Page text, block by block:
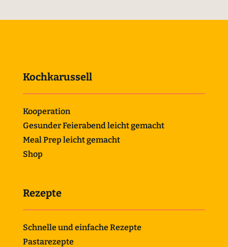
Kochkarussell
Kooperation
Gesunder Feierabend leicht gemacht
Meal Prep leicht gemacht
Shop
Rezepte
Schnelle und einfache Rezepte
Pastarezepte